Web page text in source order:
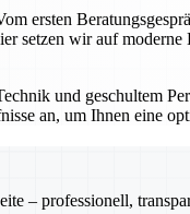
ersten
setzen wir auf
und geschultem
an, um Ihnen eine
– professionell,